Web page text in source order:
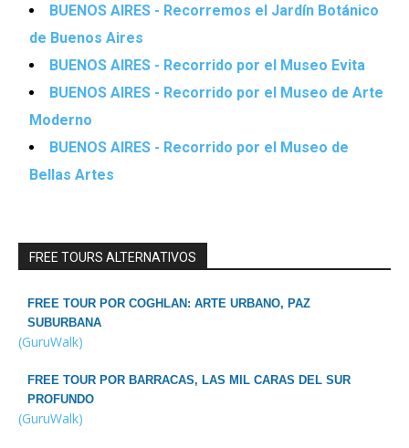
BUENOS AIRES - Recorremos el Jardín Botánico
de Buenos Aires
BUENOS AIRES - Recorrido por el Museo Evita
BUENOS AIRES - Recorrido por el Museo de Arte
Moderno
BUENOS AIRES - Recorrido por el Museo de
Bellas Artes
FREE TOURS ALTERNATIVOS
FREE TOUR POR COGHLAN: ARTE URBANO, PAZ
SUBURBANA
(GuruWalk)
FREE TOUR POR BARRACAS, LAS MIL CARAS DEL SUR
PROFUNDO
(GuruWalk)